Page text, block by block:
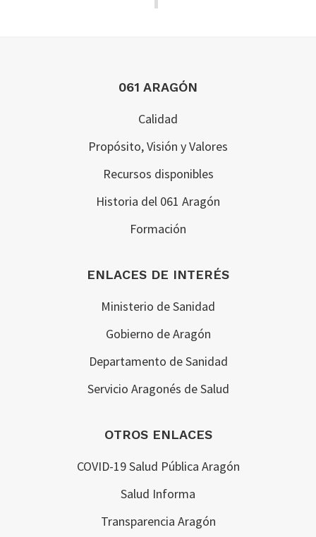
061 ARAGÓN
Calidad
Propósito, Visión y Valores
Recursos disponibles
Historia del 061 Aragón
Formación
ENLACES DE INTERÉS
Ministerio de Sanidad
Gobierno de Aragón
Departamento de Sanidad
Servicio Aragonés de Salud
OTROS ENLACES
COVID-19 Salud Pública Aragón
Salud Informa
Transparencia Aragón